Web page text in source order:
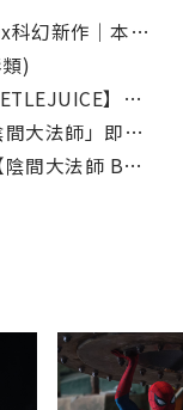
上線、電視首播推薦
)
線、電視首播推薦
」即興演出超鬧
BEETLEJUICE】